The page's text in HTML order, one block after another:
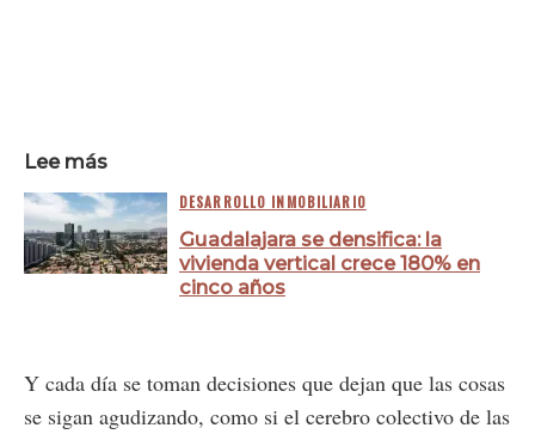
Lee más
DESARROLLO INMOBILIARIO
Guadalajara se densifica: la
vivienda vertical crece 180% en
cinco años
Y cada día se toman decisiones que dejan que las cosas
se sigan agudizando, como si el cerebro colectivo de las